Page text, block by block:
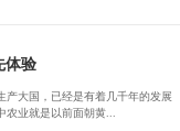
体验
产大国，已经是有着几千年的发展
业就是以前面朝黄...